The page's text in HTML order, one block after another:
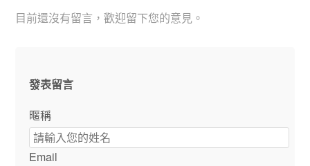
目前還沒有留言，歡迎留下您的意見。
發表留言
暱稱
Email